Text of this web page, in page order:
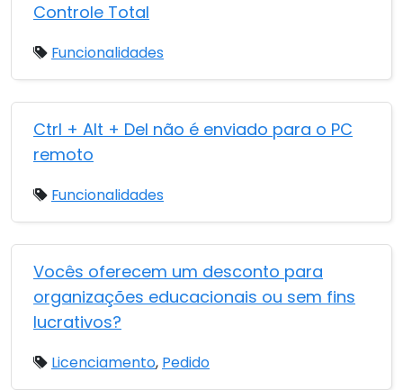
Controle Total
Funcionalidades
Ctrl + Alt + Del não é enviado para o PC
remoto
Funcionalidades
Vocês oferecem um desconto para
organizações educacionais ou sem fins
lucrativos?
Licenciamento, Pedido